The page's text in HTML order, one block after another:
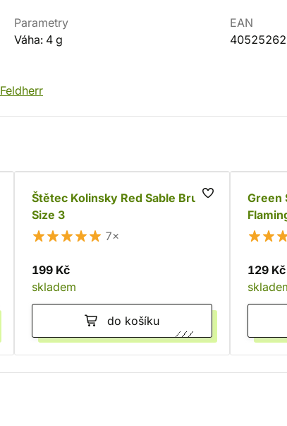
Parametry
Váha: 4 g
EAN
Feldherr
Štětec Kolinsky Red Sable Brush
Size 3
7×
199 Kč
skladem
do košíku
Green
129 Kč